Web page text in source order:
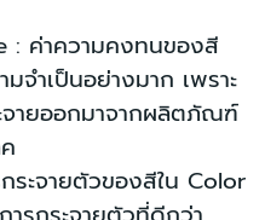
: ค่าความคงทนของสี
จำเป็นอย่างมาก เพราะ
จายออกมาจากผลิตภัณฑ์
ระจายตัวของสีใน Color